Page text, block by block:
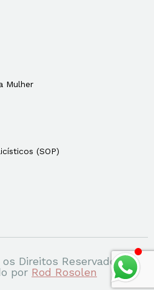
Mulher
(SOP)
Direitos Reservados
por Rod Rosolen